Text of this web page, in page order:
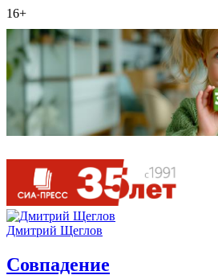
16+
Дмитрий Щеглов
​Совпадение